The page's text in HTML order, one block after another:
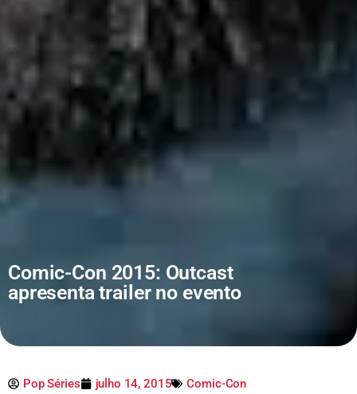
Comic-Con 2015: Outcast
apresenta trailer no evento
Pop Séries julho 14, 2015
Comic-Con